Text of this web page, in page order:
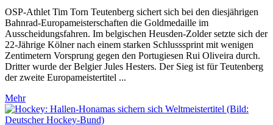
OSP-Athlet Tim Torn Teutenberg sichert sich bei den diesjährigen
Bahnrad-Europameisterschaften die Goldmedaille im
Ausscheidungsfahren. Im belgischen Heusden-Zolder setzte sich der
22-Jährige Kölner nach einem starken Schlusssprint mit wenigen
Zentimetern Vorsprung gegen den Portugiesen Rui Oliveira durch.
Dritter wurde der Belgier Jules Hesters. Der Sieg ist für Teutenberg
der zweite Europameistertitel ...
Mehr